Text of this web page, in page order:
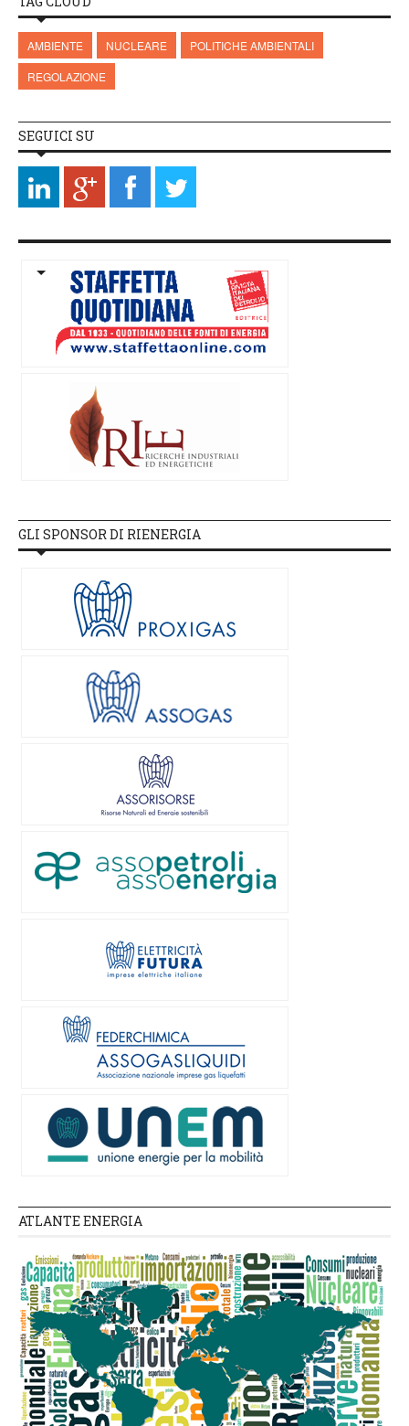
AMBIENTE NUCLEARE
POLITICHE AMBIENTALI
REGOLAZIONE
SEGUICI SU
GLI SPONSOR DI RIENERGIA
ATLANTE ENERGIA